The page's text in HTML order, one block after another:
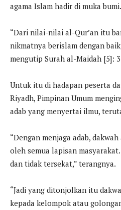
agama Islam hadir di muka bumi.
“Dari nilai-nilai al-Qur’an itu
nikmatnya berislam dengan
mengutip Surah al-Maidah [5]:
Untuk itu di hadapan peserta
Riyadh, Pimpinan Umum
adab yang menyertai ilmu,
“Dengan menjaga adab,
oleh semua lapisan
dan tidak tersekat,” terangnya.
“Jadi yang ditonjolkan itu
kepada kelompok atau